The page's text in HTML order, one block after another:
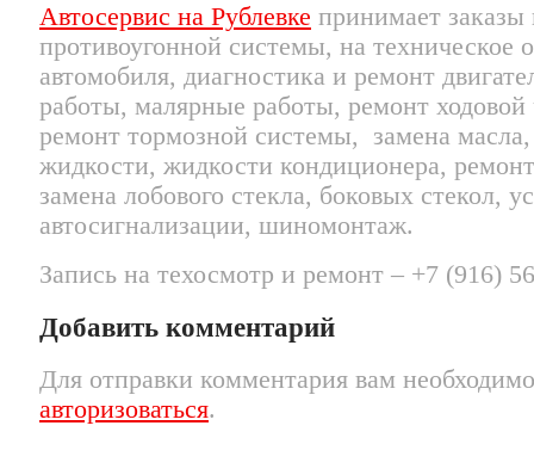
Автосервис на Рублевке принимает заказы
противоугонной системы, на техническое
автомобиля, диагностика и ремонт
работы, малярные работы, ремонт ходовой
ремонт тормозной системы, замена
жидкости, жидкости кондиционера,
замена лобового стекла, боковых стекол,
автосигнализации, шиномонтаж.
Запись на техосмотр и ремонт – +7 (916)
Добавить комментарий
Для отправки комментария вам необходимо
авторизоваться.